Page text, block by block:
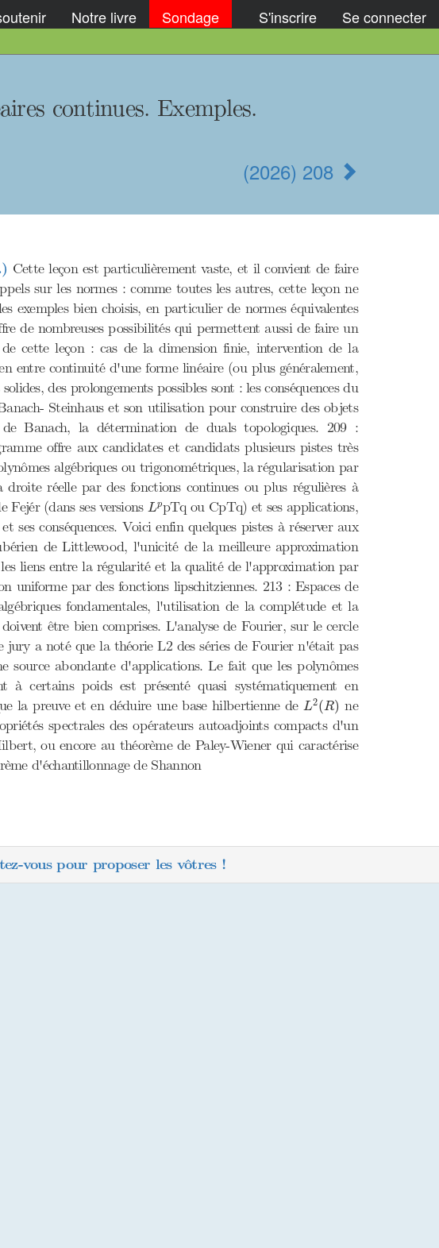
Notre livre Sondage S'inscrire Se connecter
continues. Exemples.
(2026) 208
Cette leçon est particulièrement vaste, et il convient de faire
sur les normes : comme toutes les autres, cette leçon ne
bien choisis, en particulier de normes équivalentes
de nombreuses possibilités qui permettent aussi de faire un
cette leçon : cas de la dimension finie, intervention de la
entre continuité d'une forme linéaire (ou plus généralement,
des prolongements possibles sont : les conséquences du
Steinhaus et son utilisation pour construire des objets
Banach, la détermination de duals topologiques. 209 :
offre aux candidates et candidats plusieurs pistes très
algébriques ou trigonométriques, la régularisation par
réelle par des fonctions continues ou plus régulières à
Fejér (dans ses versionsLp
LppTq ou CpTq) et ses applications,
conséquences. Voici enfin quelques pistes à réserver aux
de Littlewood, l'unicité de la meilleure approximation
liens entre la régularité et la qualité de l'approximation par
uniforme par des fonctions lipschitziennes. 213 : Espaces de
fondamentales, l'utilisation de la complétude et la
être bien comprises. L'analyse de Fourier, sur le cercle
a noté que la théorie L2 des séries de Fourier n'était pas
source abondante d'applications. Le fait que les polynômes
à certains poids est présenté quasi systématiquement en
la preuve et en déduire une base hilbertienne deL2(R)
L2 ( R) ne
spectrales des opérateurs autoadjoints compacts d'un
ou encore au théorème de Paley-Wiener qui caractérise
d'échantillonnage de Shannon
vous pour proposer les vôtres !